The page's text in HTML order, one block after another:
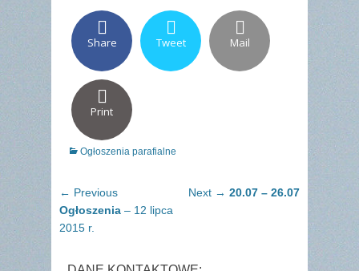
Share Tweet Mail
Print
Categories
Ogłoszenia parafialne
Nawigacja
wpisu
← PreviousPrevious
post:
Ogłoszenia – 12 lipca
2015 r.
Next → Next
20.07 – 26.07